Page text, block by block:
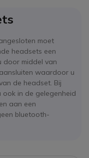
moet
headsets een
door middel van
waardoor u
de headset. Bij
ook in de gelegenheid
aan een
bluetooth-